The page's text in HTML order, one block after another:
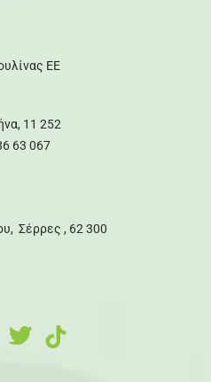
ΕΕ
11 252
63 067
Σέρρες , 62 300